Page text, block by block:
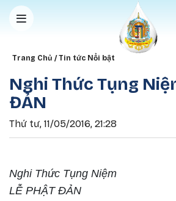
Nhảy đến
Breadcrumb
Trang Chủ Tin tức Nổi bật
Nghi Thức Tụng
ĐẢN
Thứ tư, 11/05/2016, 21:28
Nghi Thức Tụng Niệm
LỄ PHẬT ĐẢN